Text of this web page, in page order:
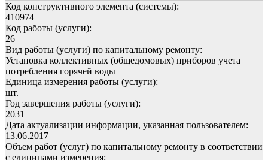
Код конструктивного элемента (системы):
410974
Код работы (услуги):
26
Вид работы (услуги) по капитальному ремонту:
Установка коллективных (общедомовых) приборов учета
потребления горячей воды
Единица измерения работы (услуги):
шт.
Год завершения работы (услуги):
2031
Дата актуализации информации, указанная пользователем:
13.06.2017
Объем работ (услуг) по капитальному ремонту в соответствии
с единицами измерения: